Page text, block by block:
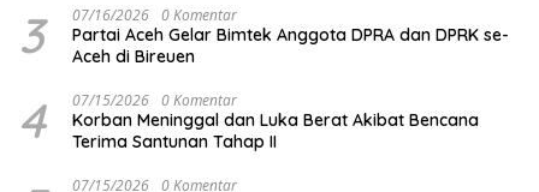
3 07/16/2026 0 Komentar
Partai Aceh Gelar Bimtek Anggota DPRA dan DPRK se-
Aceh di Bireuen
4 07/15/2026 0 Komentar
Korban Meninggal dan Luka Berat Akibat Bencana
Terima Santunan Tahap II
07/15/2026 0 Komentar